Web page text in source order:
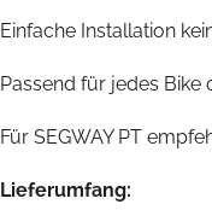
Einfache Installation
Passend für jedes Bike
Für SEGWAY PT
Lieferumfang: